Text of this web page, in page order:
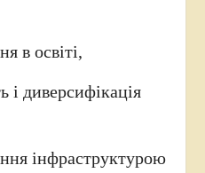
в освіті,
і диверсифікація
інфраструктурою